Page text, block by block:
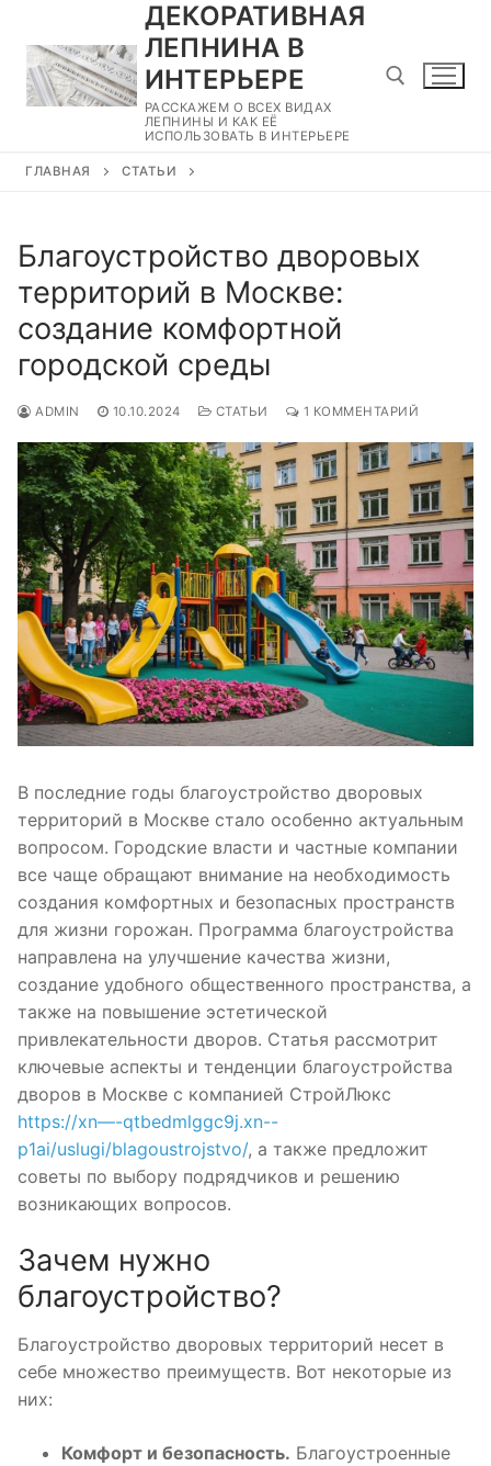
содержимому
ДЕКОРАТИВНАЯ
ЛЕПНИНА В
ИНТЕРЬЕРЕ
РАССКАЖЕМ О ВСЕХ ВИДАХ
ЛЕПНИНЫ И КАК ЕЁ
ИСПОЛЬЗОВАТЬ В ИНТЕРЬЕРЕ
ГЛАВНАЯ СТАТЬИ
Благоустройство дворовых
территорий в Москве:
создание комфортной
городской среды
ADMIN 10.10.2024 СТАТЬИ 1 КОММЕНТАРИЙ
В последние годы благоустройство дворовых
территорий в Москве стало особенно актуальным
вопросом. Городские власти и частные компании
все чаще обращают внимание на необходимость
создания комфортных и безопасных пространств
для жизни горожан. Программа благоустройства
направлена на улучшение качества жизни,
создание удобного общественного пространства, а
также на повышение эстетической
привлекательности дворов. Статья рассмотрит
ключевые аспекты и тенденции благоустройства
дворов в Москве с компанией СтройЛюкс
https://xn—-qtbedmlggc9j.xn--
p1ai/uslugi/blagoustrojstvo/, а также предложит
советы по выбору подрядчиков и решению
возникающих вопросов.
Зачем нужно
благоустройство?
Благоустройство дворовых территорий несет в
себе множество преимуществ. Вот некоторые из
них:
Комфорт и безопасность. Благоустроенные